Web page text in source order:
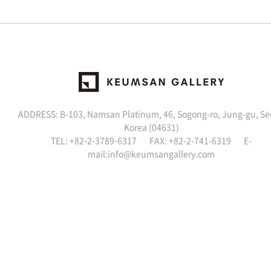
ADDRESS: B-103, Namsan Platinum, 46, Sogong-ro, Jung-gu,
Korea (04631)
TEL: +82-2-3789-6317 FAX: +82-2-741-6319 E-
mail:info@keumsangallery.com